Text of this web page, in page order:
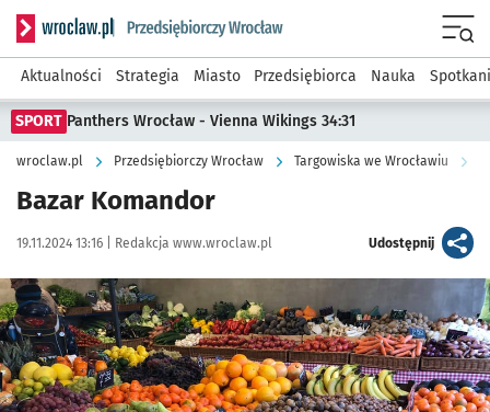
Serwis informacyjny wroclaw.pl podserwis: Strategia
Aktualności Strategia Miasto Przedsiębiorca Nauka
SPORT Panthers Wrocław - Vienna Wikings 34:31
wroclaw.pl Przedsiębiorczy Wrocław Targowiska we Wrocławiu
Bazar Komandor
Data publikacji:
19.11.2024 13:16 | Autor:
Redakcja www.wroclaw.pl Udostępnijartykuł
Kliknij, aby powiększyć